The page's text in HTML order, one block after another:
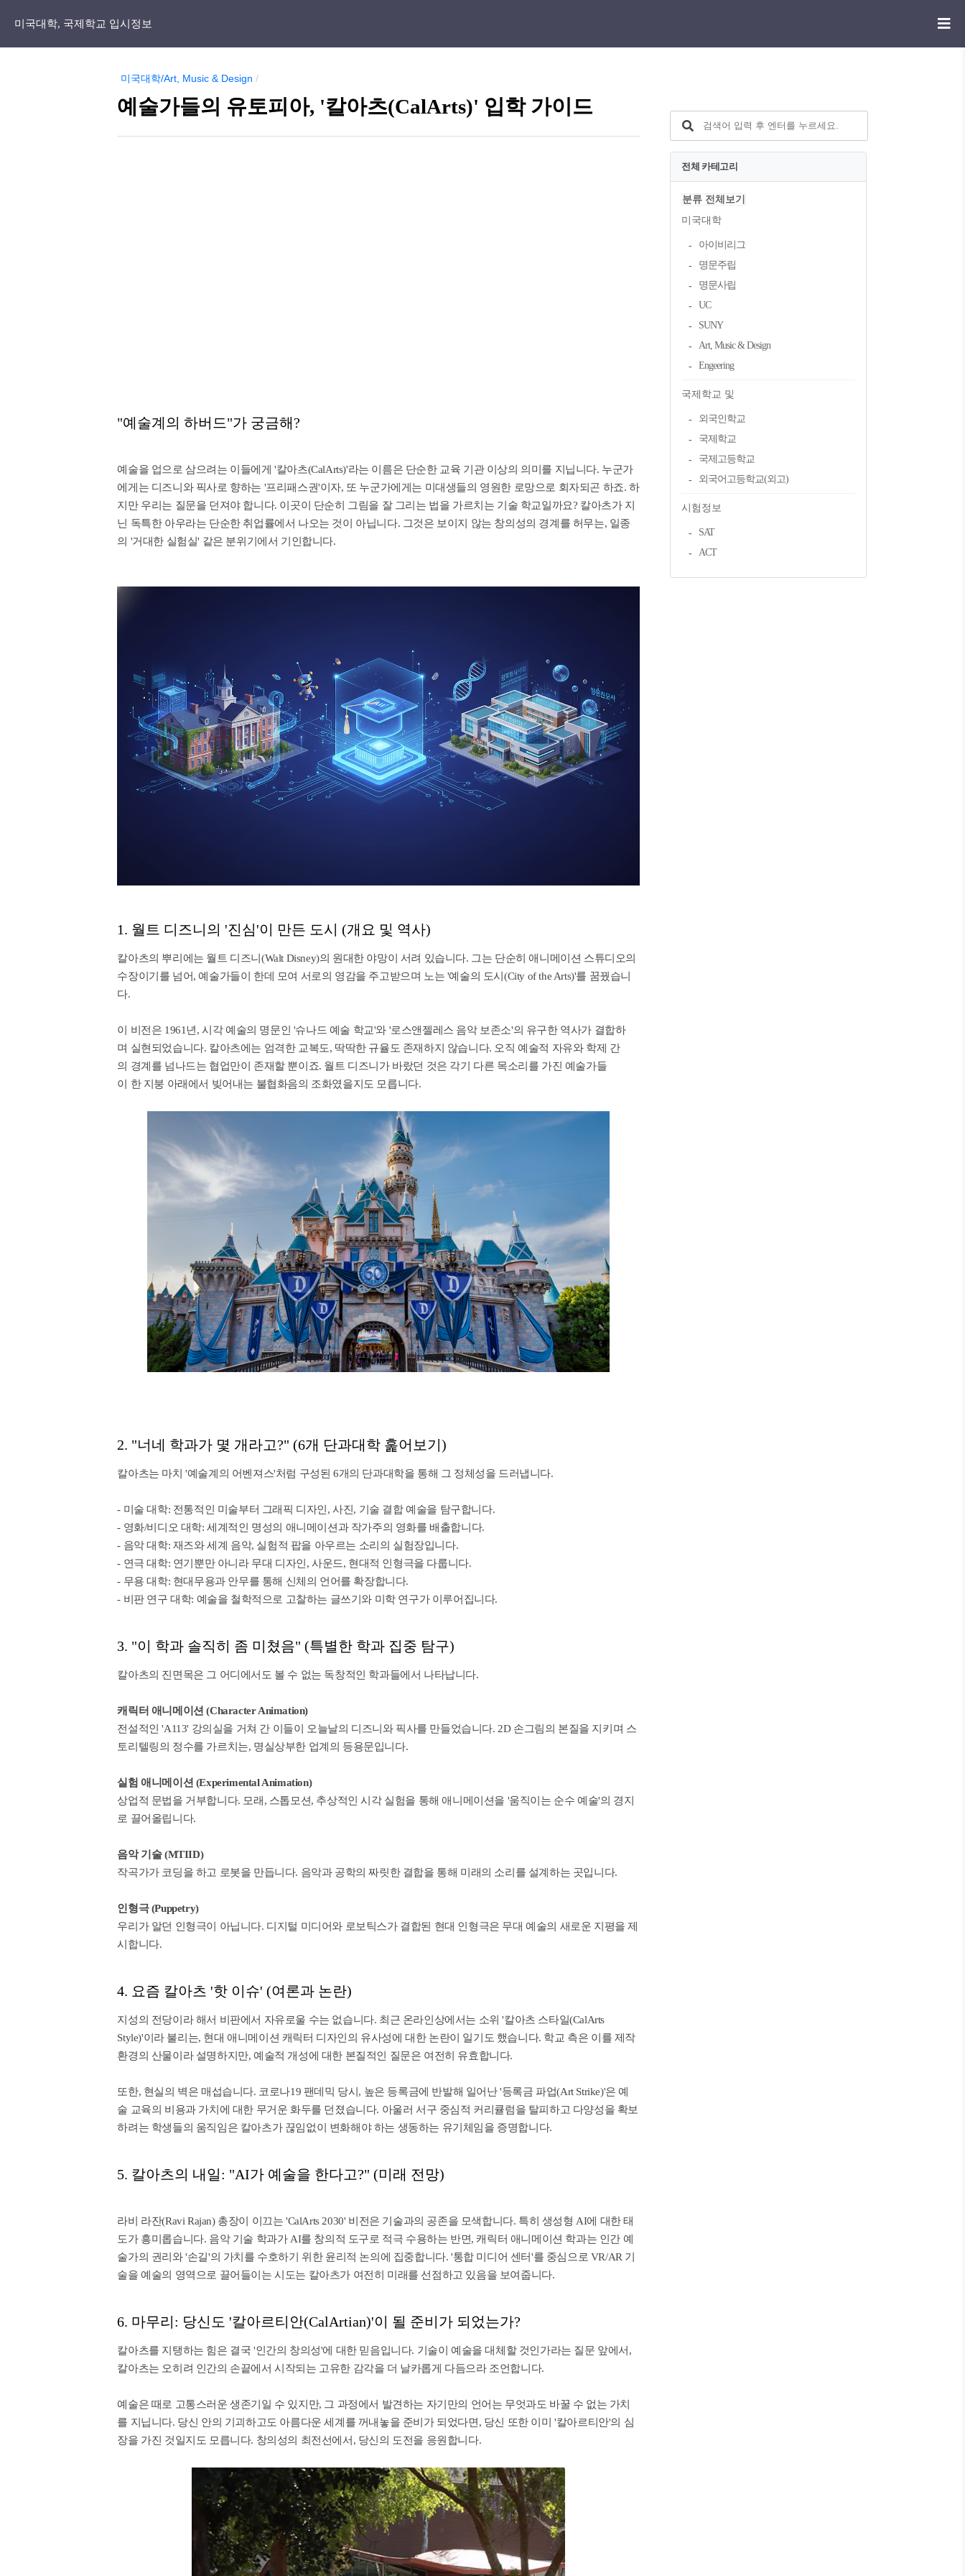
미국대학, 국제학교 입시정보
미국대학/Art, Music & Design /
예술가들의 유토피아, '칼아츠(CalArts)' 입학 가이드
"예술계의 하버드"가 궁금해?
예술을 업으로 삼으려는 이들에게 '칼아츠(CalArts)'라는 이름은 단순한 교육 기관 이상의 의미를 지닙니다. 누군가
에게는 디즈니와 픽사로 향하는 '프리패스권'이자, 또 누군가에게는 미대생들의 영원한 로망으로 회자되곤 하죠. 하
지만 우리는 질문을 던져야 합니다. 이곳이 단순히 그림을 잘 그리는 법을 가르치는 기술 학교일까요? 칼아츠가 지
닌 독특한 아우라는 단순한 취업률에서 나오는 것이 아닙니다. 그것은 보이지 않는 창의성의 경계를 허무는, 일종
의 '거대한 실험실' 같은 분위기에서 기인합니다.
1. 월트 디즈니의 '진심'이 만든 도시 (개요 및 역사)
칼아츠의 뿌리에는 월트 디즈니(Walt Disney)의 원대한 야망이 서려 있습니다. 그는 단순히 애니메이션 스튜디오의
수장이기를 넘어, 예술가들이 한데 모여 서로의 영감을 주고받으며 노는 '예술의 도시(City of the Arts)'를 꿈꿨습니
다.
이 비전은 1961년, 시각 예술의 명문인 '슈나드 예술 학교'와 '로스앤젤레스 음악 보존소'의 유구한 역사가 결합하
며 실현되었습니다. 칼아츠에는 엄격한 교복도, 딱딱한 규율도 존재하지 않습니다. 오직 예술적 자유와 학제 간
의 경계를 넘나드는 협업만이 존재할 뿐이죠. 월트 디즈니가 바랐던 것은 각기 다른 목소리를 가진 예술가들
이 한 지붕 아래에서 빚어내는 불협화음의 조화였을지도 모릅니다.
2. "너네 학과가 몇 개라고?" (6개 단과대학 훑어보기)
칼아츠는 마치 '예술계의 어벤져스'처럼 구성된 6개의 단과대학을 통해 그 정체성을 드러냅니다.
- 미술 대학: 전통적인 미술부터 그래픽 디자인, 사진, 기술 결합 예술을 탐구합니다.
- 영화/비디오 대학: 세계적인 명성의 애니메이션과 작가주의 영화를 배출합니다.
- 음악 대학: 재즈와 세계 음악, 실험적 팝을 아우르는 소리의 실험장입니다.
- 연극 대학: 연기뿐만 아니라 무대 디자인, 사운드, 현대적 인형극을 다룹니다.
- 무용 대학: 현대무용과 안무를 통해 신체의 언어를 확장합니다.
- 비판 연구 대학: 예술을 철학적으로 고찰하는 글쓰기와 미학 연구가 이루어집니다.
3. "이 학과 솔직히 좀 미쳤음" (특별한 학과 집중 탐구)
칼아츠의 진면목은 그 어디에서도 볼 수 없는 독창적인 학과들에서 나타납니다.
캐릭터 애니메이션 (Character Animation)
전설적인 'A113' 강의실을 거쳐 간 이들이 오늘날의 디즈니와 픽사를 만들었습니다. 2D 손그림의 본질을 지키며 스
토리텔링의 정수를 가르치는, 명실상부한 업계의 등용문입니다.
실험 애니메이션 (Experimental Animation)
상업적 문법을 거부합니다. 모래, 스톱모션, 추상적인 시각 실험을 통해 애니메이션을 '움직이는 순수 예술'의 경지
로 끌어올립니다.
음악 기술 (MTIID)
작곡가가 코딩을 하고 로봇을 만듭니다. 음악과 공학의 짜릿한 결합을 통해 미래의 소리를 설계하는 곳입니다.
인형극 (Puppetry)
우리가 알던 인형극이 아닙니다. 디지털 미디어와 로보틱스가 결합된 현대 인형극은 무대 예술의 새로운 지평을 제
시합니다.
4. 요즘 칼아츠 '핫 이슈' (여론과 논란)
지성의 전당이라 해서 비판에서 자유로울 수는 없습니다. 최근 온라인상에서는 소위 '칼아츠 스타일(CalArts
Style)'이라 불리는, 현대 애니메이션 캐릭터 디자인의 유사성에 대한 논란이 일기도 했습니다. 학교 측은 이를 제작
환경의 산물이라 설명하지만, 예술적 개성에 대한 본질적인 질문은 여전히 유효합니다.
또한, 현실의 벽은 매섭습니다. 코로나19 팬데믹 당시, 높은 등록금에 반발해 일어난 '등록금 파업(Art Strike)'은 예
술 교육의 비용과 가치에 대한 무거운 화두를 던졌습니다. 아울러 서구 중심적 커리큘럼을 탈피하고 다양성을 확보
하려는 학생들의 움직임은 칼아츠가 끊임없이 변화해야 하는 생동하는 유기체임을 증명합니다.
5. 칼아츠의 내일: "AI가 예술을 한다고?" (미래 전망)
라비 라잔(Ravi Rajan) 총장이 이끄는 'CalArts 2030' 비전은 기술과의 공존을 모색합니다. 특히 생성형 AI에 대한 태
도가 흥미롭습니다. 음악 기술 학과가 AI를 창의적 도구로 적극 수용하는 반면, 캐릭터 애니메이션 학과는 인간 예
술가의 권리와 '손길'의 가치를 수호하기 위한 윤리적 논의에 집중합니다. '통합 미디어 센터'를 중심으로 VR/AR 기
술을 예술의 영역으로 끌어들이는 시도는 칼아츠가 여전히 미래를 선점하고 있음을 보여줍니다.
6. 마무리: 당신도 '칼아르티안(CalArtian)'이 될 준비가 되었는가?
칼아츠를 지탱하는 힘은 결국 '인간의 창의성'에 대한 믿음입니다. 기술이 예술을 대체할 것인가라는 질문 앞에서,
칼아츠는 오히려 인간의 손끝에서 시작되는 고유한 감각을 더 날카롭게 다듬으라 조언합니다.
예술은 때로 고통스러운 생존기일 수 있지만, 그 과정에서 발견하는 자기만의 언어는 무엇과도 바꿀 수 없는 가치
를 지닙니다. 당신 안의 기괴하고도 아름다운 세계를 꺼내놓을 준비가 되었다면, 당신 또한 이미 '칼아르티안'의 심
장을 가진 것일지도 모릅니다. 창의성의 최전선에서, 당신의 도전을 응원합니다.
전체 카테고리
분류 전체보기
미국대학
아이비리그
명문주립
명문사립
UC
SUNY
Art, Music & Design
Engeering
국제학교 및
외국인학교
국제학교
국제고등학교
외국어고등학교(외고)
시험정보
SAT
ACT